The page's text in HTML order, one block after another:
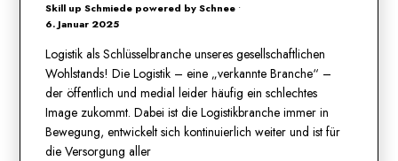
Skill up Schmiede powered by Schnee •
6. Januar 2025
Logistik als Schlüsselbranche unseres gesellschaftlichen
Wohlstands! Die Logistik – eine „verkannte Branche“ –
der öffentlich und medial leider häufig ein schlechtes
Image zukommt. Dabei ist die Logistikbranche immer in
Bewegung, entwickelt sich kontinuierlich weiter und ist für
die Versorgung aller